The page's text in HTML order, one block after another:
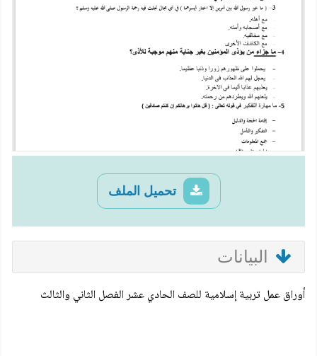
تحميل الملف
البيانات
أوراق عمل تربية إسلامية للصف الحادي عشر الفصل الثاني والثالث